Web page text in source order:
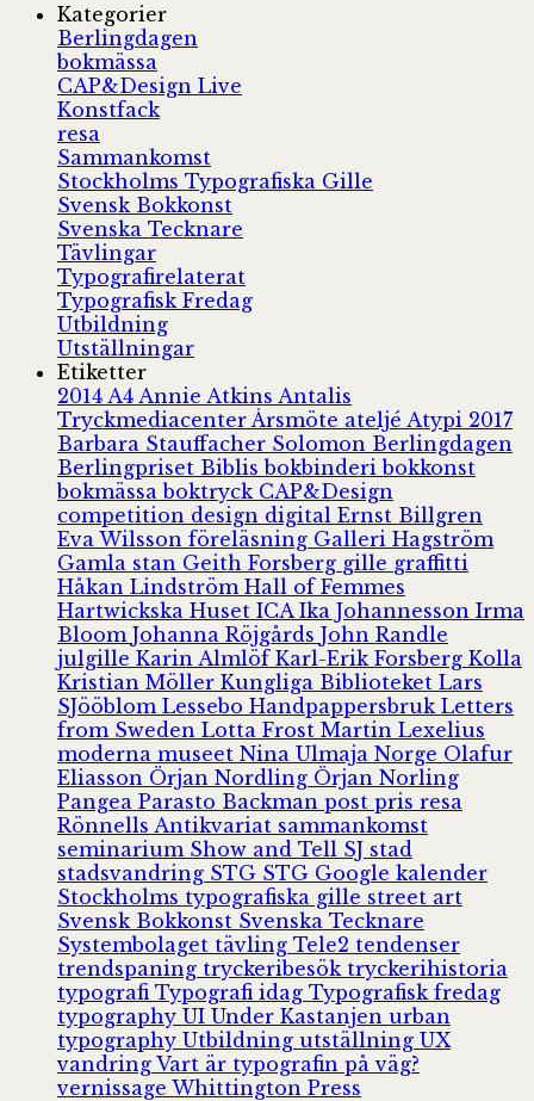
Kategorier
Berlingdagen
bokmässa
CAP&Design Live
Konstfack
resa
Sammankomst
Stockholms Typografiska Gille
Svensk Bokkonst
Svenska Tecknare
Tävlingar
Typografirelaterat
Typografisk Fredag
Utbildning
Utställningar
Etiketter
2014 A4 Annie Atkins Antalis
Tryckmediacenter Årsmöte ateljé Atypi 2017
Barbara Stauffacher Solomon Berlingdagen
Berlingpriset Biblisbokbinderibokkonst
bokmässaboktryck CAP&Design
competition design digital Ernst Billgren
Eva Wilsson föreläsning Galleri Hagström
Gamla stan Geith Forsberg gille graffitti
Håkan Lindström Hall of Femmes
Hartwickska Huset ICA Ika Johannesson Irma
Bloom Johanna Röjgårds John Randle
julgille Karin Almlöf Karl-Erik Forsberg Kolla
Kristian Möller Kungliga Biblioteket Lars
SJööblom Lessebo Handpappersbruk Letters
from Sweden Lotta Frost Martin Lexelius
moderna museet Nina Ulmaja Norge Olafur
Eliasson Örjan Nordling Örjan Norling
Pangea Parasto Backman post pris resa
Rönnells Antikvariat sammankomst
seminarium Show and Tell SJ stad
stadsvandring STG STG Google kalender
Stockholms typografiska gille street art
Svensk Bokkonst Svenska Tecknare
Systembolaget tävling Tele2 tendenser
trendspaning tryckeribesök tryckerihistoria
typografi Typografi idag Typografisk fredag
typography UI Under Kastanjen urban
typography Utbildning utställning UX
vandring Vart är typografin på väg?
vernissage Whittington Press